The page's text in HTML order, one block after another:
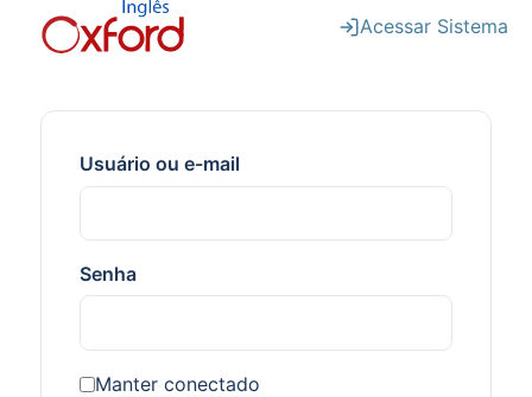
Acessar Sistema
Usuário ou e-mail
Senha
Manter conectado